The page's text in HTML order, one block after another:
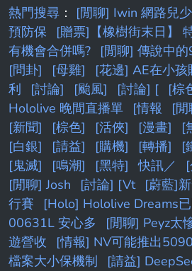
天， 我就集滿三次違規，
每天下課回家， 就看我爸
但他自己會嚴格遵守， 一
一小時要休息10分鐘的規
戲的我， 就在旁
熱門搜尋 ： [閒聊] Iwin 網路兒
預防保
[贈票]【橡樹街末日】
有機會合併嗎?
[閒聊] 傳說中
[問卦]
[母雞]
[花邊] AE在小
利
[討論] [颱風] [討論] [ [棕
Hololive 晚間直播單
[情報 [閒
[新聞]
[棕色] [活俠] [漫畫] [
[白銀]
[請益] [購機] [轉播] [
[鬼滅]
[鳴潮] [黑特] 快訊／ [
[閒聊] Josh
[討論] [Vt [蔚藍]
行賽
[Holo] Hololive Dreams
00631L 安心多
[閒聊] Peyz太
遊營收
[情報] NV可能推出
檔案大小保機制
[請益]